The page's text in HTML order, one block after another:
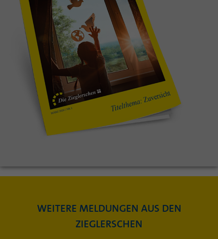
WEITERE MELDUNGEN AUS DEN
ZIEGLERSCHEN